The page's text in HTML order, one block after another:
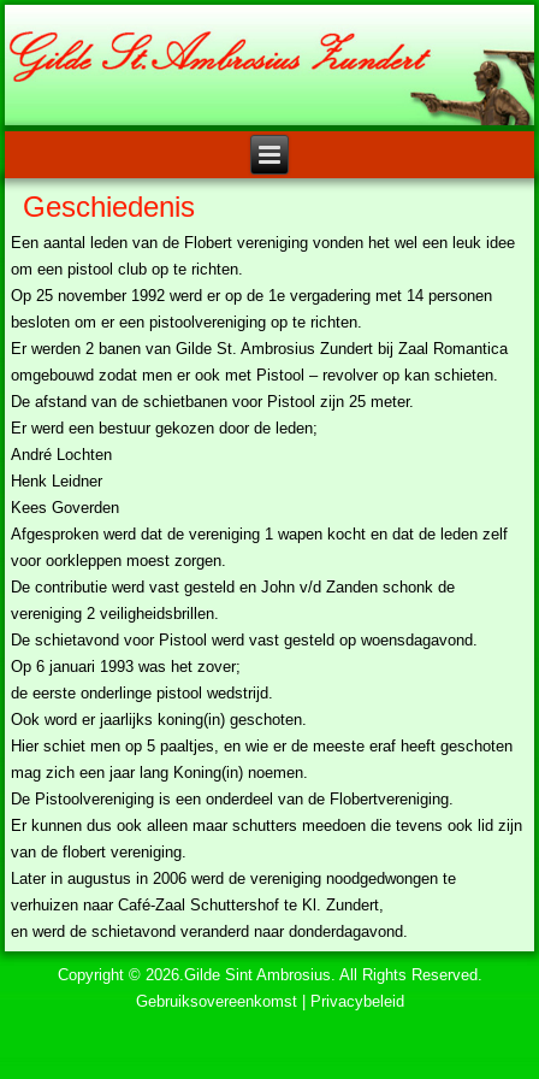
Geschiedenis
Een aantal leden van de Flobert vereniging vonden het wel een leuk idee
om een pistool club op te richten.
Op 25 november 1992 werd er op de 1e vergadering met 14 personen
besloten om er een pistoolvereniging op te richten.
Er werden 2 banen van Gilde St. Ambrosius Zundert bij Zaal Romantica
omgebouwd zodat men er ook met Pistool – revolver op kan schieten.
De afstand van de schietbanen voor Pistool zijn 25 meter.
Er werd een bestuur gekozen door de leden;
André Lochten
Henk Leidner
Kees Goverden
Afgesproken werd dat de vereniging 1 wapen kocht en dat de leden zelf
voor oorkleppen moest zorgen.
De contributie werd vast gesteld en John v/d Zanden schonk de
vereniging 2 veiligheidsbrillen.
De schietavond voor Pistool werd vast gesteld op woensdagavond.
Op 6 januari 1993 was het zover;
de eerste onderlinge pistool wedstrijd.
Ook word er jaarlijks koning(in) geschoten.
Hier schiet men op 5 paaltjes, en wie er de meeste eraf heeft geschoten
mag zich een jaar lang Koning(in) noemen.
De Pistoolvereniging is een onderdeel van de Flobertvereniging.
Er kunnen dus ook alleen maar schutters meedoen die tevens ook lid zijn
van de flobert vereniging.
Later in augustus in 2006 werd de vereniging noodgedwongen te
verhuizen naar Café-Zaal Schuttershof te Kl. Zundert,
en werd de schietavond veranderd naar donderdagavond.
Copyright © 2026.Gilde Sint Ambrosius. All Rights Reserved.
Gebruiksovereenkomst| Privacybeleid